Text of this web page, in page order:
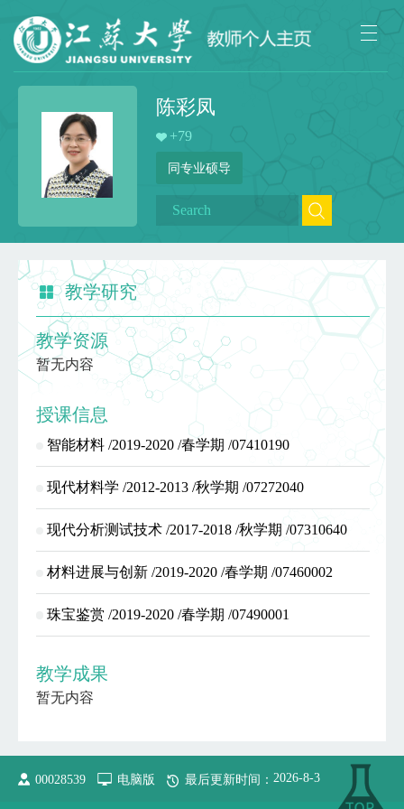
陈彩凤
+79
同专业硕导
教学研究
教学资源
暂无内容
授课信息
智能材料 /2019-2020 /春学期 /07410190
现代材料学 /2012-2013 /秋学期 /07272040
现代分析测试技术 /2017-2018 /秋学期 /07310640
材料进展与创新 /2019-2020 /春学期 /07460002
珠宝鉴赏 /2019-2020 /春学期 /07490001
教学成果
暂无内容
00028539 电脑版 最后更新时间： 2026-8-3